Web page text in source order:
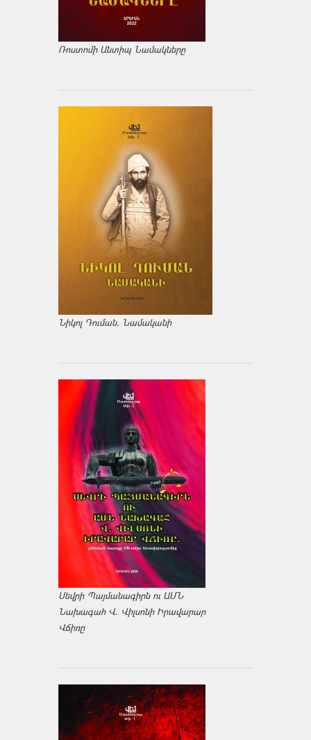
Ռոստոմի Անտիպ Նամակները
Նիկոլ Դուման. Նամականի
Սեվրի Պայմանագիրն ու ԱՄՆ
Նախագահ Վ. Վիլսոնի Իրավարար
Վճիռը